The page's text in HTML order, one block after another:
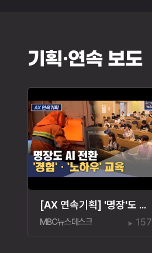
기획·연속 보도
[AX 연속기획] '명장'도 AI 전환‥"경험·노하우도 교육"
MBC뉴스데스크 157